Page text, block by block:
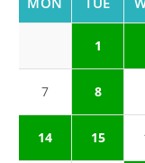
1
7 8
14 15